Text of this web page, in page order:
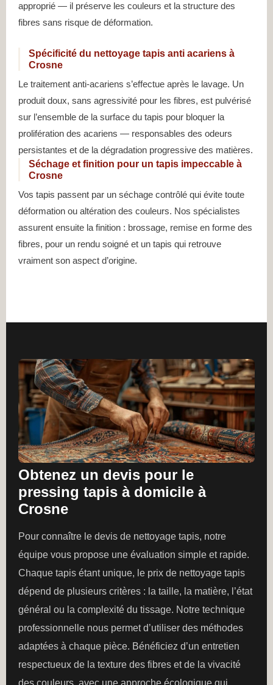
approprié — il préserve les couleurs et la structure des
fibres sans risque de déformation.
Spécificité du nettoyage tapis anti acariens à
Crosne
Le traitement anti-acariens s’effectue après le lavage. Un
produit doux, sans agressivité pour les fibres, est pulvérisé
sur l’ensemble de la surface du tapis pour bloquer la
prolifération des acariens — responsables des odeurs
persistantes et de la dégradation progressive des matières.
Séchage et finition pour un tapis impeccable à
Crosne
Vos tapis passent par un séchage contrôlé qui évite toute
déformation ou altération des couleurs. Nos spécialistes
assurent ensuite la finition : brossage, remise en forme des
fibres, pour un rendu soigné et un tapis qui retrouve
vraiment son aspect d’origine.
Obtenez un devis pour le
pressing tapis à domicile à
Crosne
Pour connaître le devis de nettoyage tapis, notre
équipe vous propose une évaluation simple et rapide.
Chaque tapis étant unique, le prix de nettoyage tapis
dépend de plusieurs critères : la taille, la matière, l’état
général ou la complexité du tissage. Notre technique
professionnelle nous permet d’utiliser des méthodes
adaptées à chaque pièce. Bénéficiez d’un entretien
respectueux de la texture des fibres et de la vivacité
des couleurs, avec une approche écologique qui